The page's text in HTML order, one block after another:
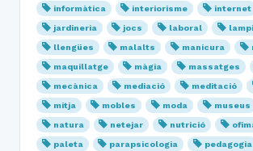
informàtica
interiorisme
internet
jardineria
jocs laboral
llengües
malalts manicura
maquillatge
màgia massatges
mecànica
mediació meditació
mitja
mobles moda museus
natura
netejar nutrició
paleta
parapsicologia pedagogia